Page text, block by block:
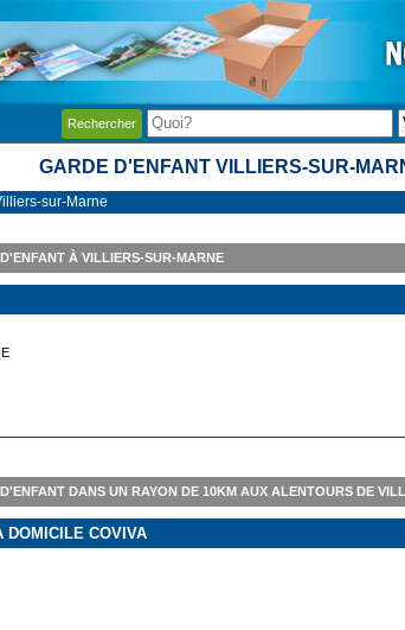
Rechercher
GARDE D'ENFANT VILLIERS-SUR-
sur-Marne
À VILLIERS-SUR-MARNE
DANS UN RAYON DE 10KM AUX ALENTOURS DE
DOMICILE COVIVA